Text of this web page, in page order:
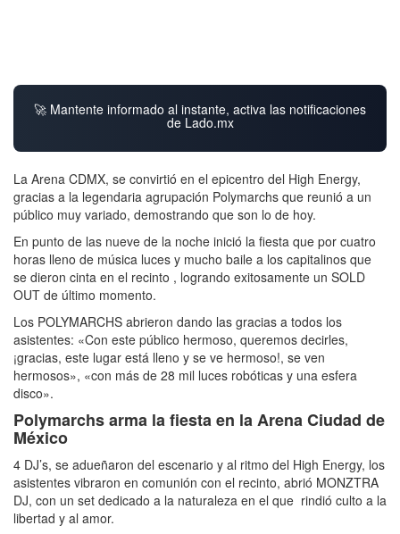
🚀 Mantente informado al instante, activa las notificaciones
de Lado.mx
La Arena CDMX, se convirtió en el epicentro del High Energy,
gracias a la legendaria agrupación Polymarchs que reunió a un
público muy variado, demostrando que son lo de hoy.
En punto de las nueve de la noche inició la fiesta que por cuatro
horas lleno de música luces y mucho baile a los capitalinos que
se dieron cinta en el recinto , logrando exitosamente un SOLD
OUT de último momento.
Los POLYMARCHS abrieron dando las gracias a todos los
asistentes: «Con este público hermoso, queremos decirles,
¡gracias, este lugar está lleno y se ve hermoso!, se ven
hermosos», «con más de 28 mil luces robóticas y una esfera
disco».
Polymarchs arma la fiesta en la Arena Ciudad de
México
4 DJ’s, se adueñaron del escenario y al ritmo del High Energy, los
asistentes vibraron en comunión con el recinto, abrió MONZTRA
DJ, con un set dedicado a la naturaleza en el que rindió culto a la
libertad y al amor.